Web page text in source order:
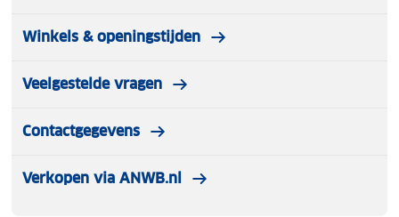
Winkels & openingstijden
Veelgestelde vragen
Contactgegevens
Verkopen via ANWB.nl